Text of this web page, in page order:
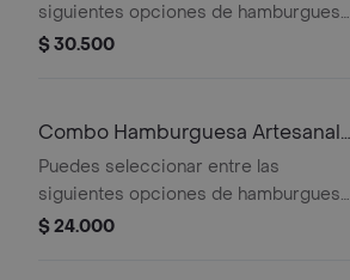
siguientes opciones de hamburguesa:
tradicional, pulidora, criolla, paisa,
acompañante(papas, yucas o aros de
cebolla)+ bebida de tu elección(
limonada natural ó gaseosa 400 ml).
$ 30.500
Combo Hamburguesa Artesanal
100 Gr.
Puedes seleccionar entre las
siguientes opciones de hamburguesa:
tradicional, pulidora, criolla, paisa,
$ 24.000